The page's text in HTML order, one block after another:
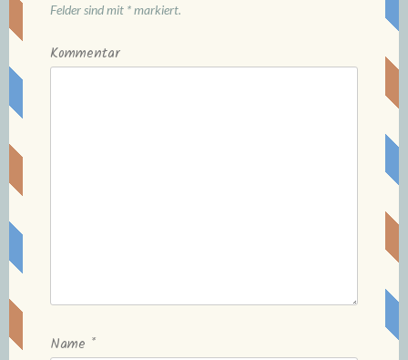
Felder sind mit *markiert.
Kommentar
Name *